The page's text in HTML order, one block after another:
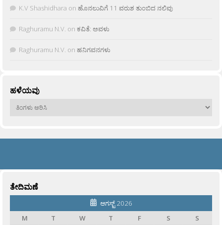
K.V Shashidhara on ಹೊನಲುವಿಗೆ 11 ವರುಶ ತುಂಬಿದ ನಲಿವು
Raghuramu N.V. on ಕವಿತೆ: ಅವಳು
Raghuramu N.V. on ಹನಿಗವನಗಳು
ಹಳೆಯವು
ಹಳೆಯವು
ತೇದಿಮಣೆ
ಆಗಸ್ಟ್ 2026
M
T W T F S
S